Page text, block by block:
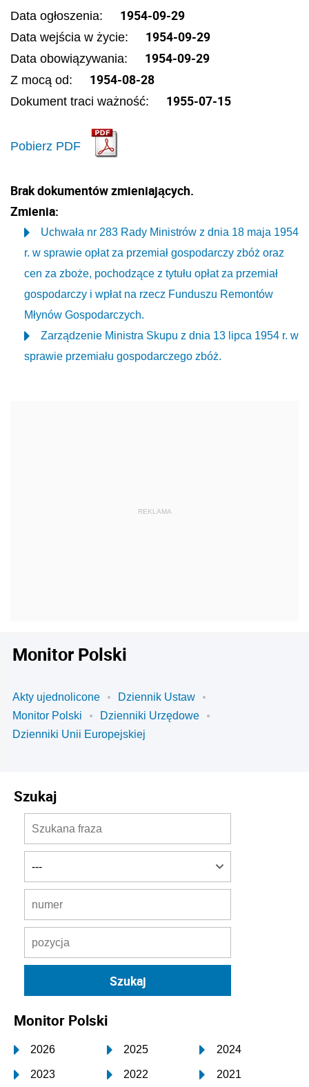
Data ogłoszenia: 1954-09-29
Data wejścia w życie: 1954-09-29
Data obowiązywania: 1954-09-29
Z mocą od: 1954-08-28
Dokument traci ważność: 1955-07-15
Pobierz PDF
Brak dokumentów zmieniających.
Zmienia:
Uchwała nr 283 Rady Ministrów z dnia 18 maja 1954
r. w sprawie opłat za przemiał gospodarczy zbóż oraz
cen za zboże, pochodzące z tytułu opłat za przemiał
gospodarczy i wpłat na rzecz Funduszu Remontów
Młynów Gospodarczych.
Zarządzenie Ministra Skupu z dnia 13 lipca 1954 r. w
sprawie przemiału gospodarczego zbóż.
Monitor Polski
Akty ujednolicone
Dziennik Ustaw
Monitor Polski
Dzienniki Urzędowe
Dzienniki Unii Europejskiej
Szukaj
Monitor Polski
2026 2025 2024
2023 2022 2021